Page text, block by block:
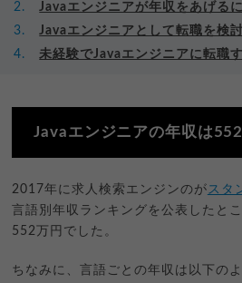
Javaエンジニアが年収をあげる
Javaエンジニアとして転職を検
未経験でJavaエンジニアに転職
Javaエンジニアの年収は
2017年に求人検索エンジンのがスタ
言語別年収ランキングを公表したと
552万円でした。
ちなみに、言語ごとの年収は以下の